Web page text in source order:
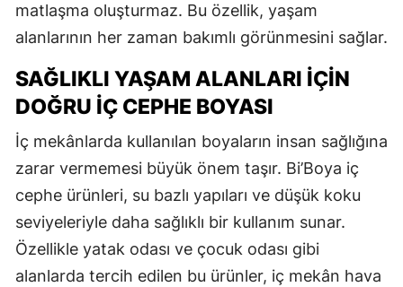
matlaşma oluşturmaz. Bu özellik, yaşam
alanlarının her zaman bakımlı görünmesini sağlar.
SAĞLIKLI YAŞAM ALANLARI İÇIN
DOĞRU İÇ CEPHE BOYASI
İç mekânlarda kullanılan boyaların insan sağlığına
zarar vermemesi büyük önem taşır. Bi’Boya iç
cephe ürünleri, su bazlı yapıları ve düşük koku
seviyeleriyle daha sağlıklı bir kullanım sunar.
Özellikle yatak odası ve çocuk odası gibi
alanlarda tercih edilen bu ürünler, iç mekân hava